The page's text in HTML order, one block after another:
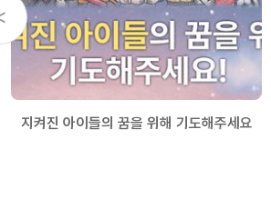
지켜진 아이들의 꿈을 위해 기도해주세요